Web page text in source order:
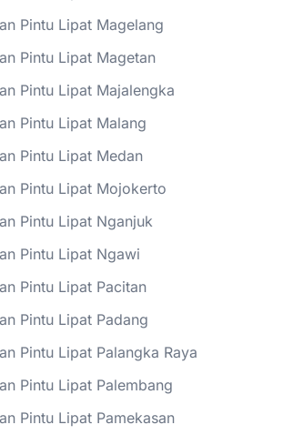
Pintu Lipat Magelang
Pintu Lipat Magetan
Pintu Lipat Majalengka
Pintu Lipat Malang
Pintu Lipat Medan
Pintu Lipat Mojokerto
Pintu Lipat Nganjuk
Pintu Lipat Ngawi
Pintu Lipat Pacitan
Pintu Lipat Padang
Pintu Lipat Palangka Raya
Pintu Lipat Palembang
Pintu Lipat Pamekasan